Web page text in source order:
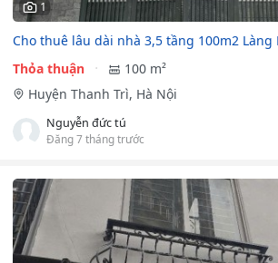
1
Cho thuê lâu dài nhà 3,5 tầng 100m2 Làng
Thỏa thuận
100 m²
Huyện Thanh Trì, Hà Nội
Nguyễn đức tú
Đăng 7 tháng trước